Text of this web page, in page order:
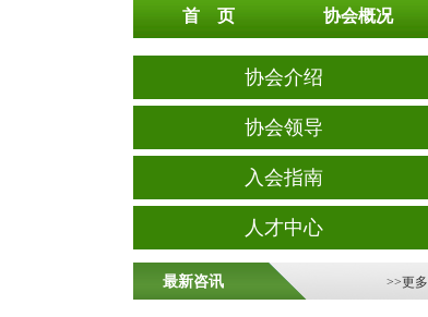
首 页 协会概况
协会介绍
协会领导
入会指南
人才中心
最新咨讯 >>更多